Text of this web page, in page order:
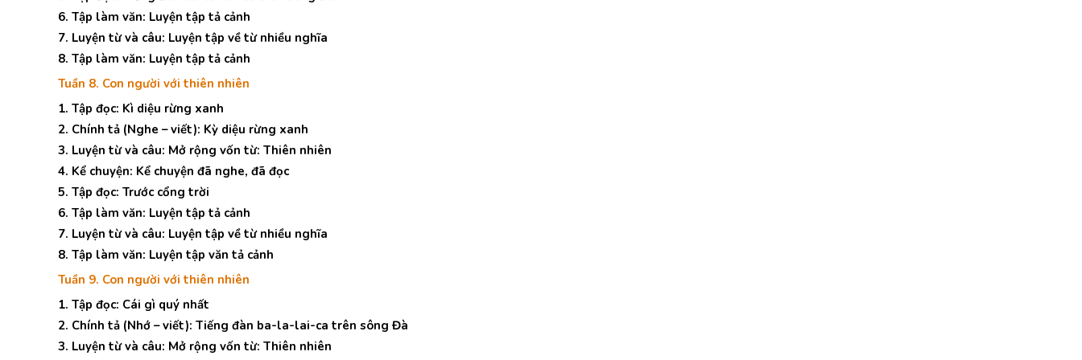
6. Tập làm văn: Luyện tập tả cảnh
7. Luyện từ và câu: Luyện tập về từ nhiều nghĩa
8. Tập làm văn: Luyện tập tả cảnh
Tuần 8. Con người với thiên nhiên
1. Tập đọc: Kì diệu rừng xanh
2. Chính tả (Nghe – viết): Kỳ diệu rừng xanh
3. Luyện từ và câu: Mở rộng vốn từ: Thiên nhiên
4. Kể chuyện: Kể chuyện đã nghe, đã đọc
5. Tập đọc: Trước cổng trời
6. Tập làm văn: Luyện tập tả cảnh
7. Luyện từ và câu: Luyện tập về từ nhiều nghĩa
8. Tập làm văn: Luyện tập văn tả cảnh
Tuần 9. Con người với thiên nhiên
1. Tập đọc: Cái gì quý nhất
2. Chính tả (Nhớ – viết): Tiếng đàn ba-la-lai-ca trên sông Đà
3. Luyện từ và câu: Mở rộng vốn từ: Thiên nhiên